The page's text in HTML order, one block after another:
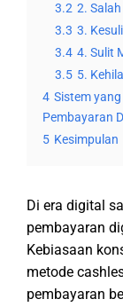
3.2 2.
3.3 3.
3.4 4. Sulit
3.5 5.
4 Sistem
Pembayaran
5 Kesimpulan
Di era digital
pembayaran
Kebiasaan
metode
pembayaran